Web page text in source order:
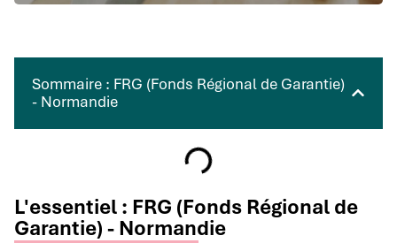
Sommaire : FRG (Fonds Régional de Garantie)
- Normandie
L'essentiel : FRG (Fonds Régional de
Garantie) - Normandie